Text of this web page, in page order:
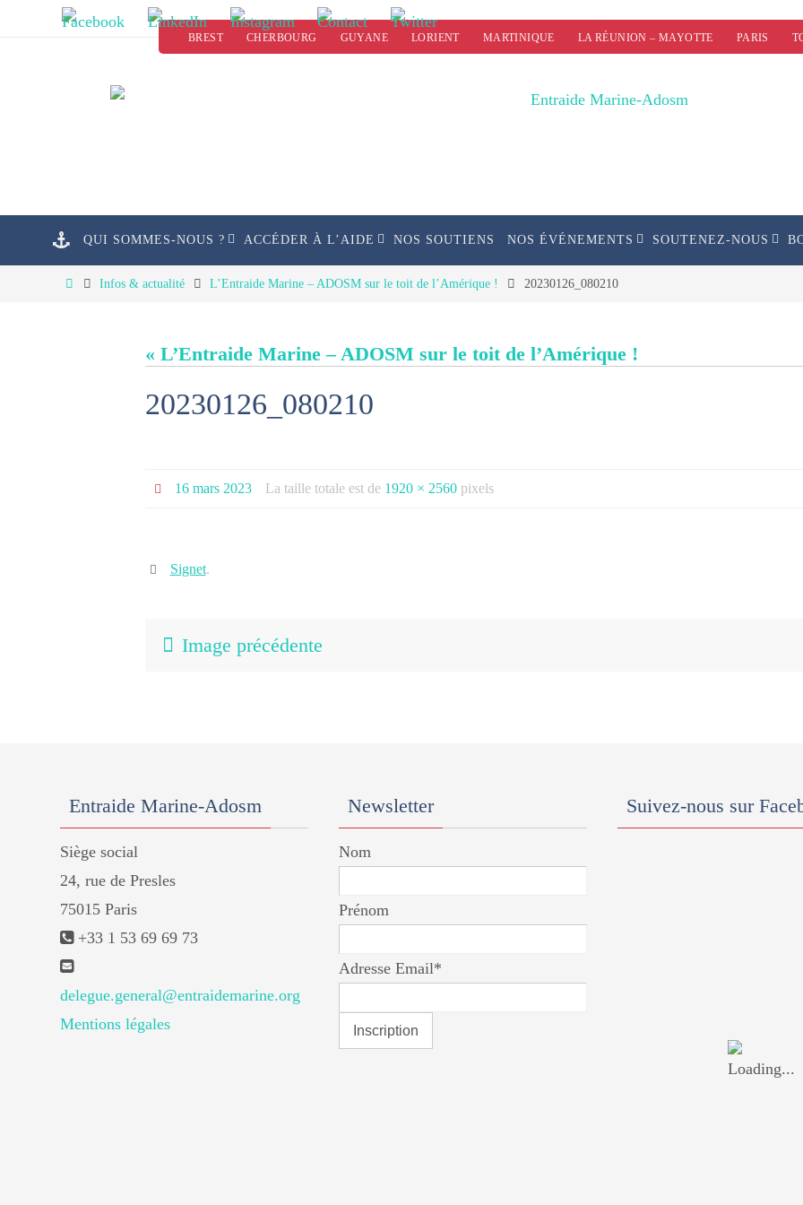
BREST CHERBOURG GUYANE LORIENT MARTINIQUE LA RÉUNION – MAYOTTE PARIS
QUI SOMMES-NOUS ? ACCÉDER À L’AIDE NOS SOUTIENS NOS ÉVÉNEMENTS SOUTENEZ-NOUS
HomeInfos & actualité L’Entraide Marine – ADOSM sur le toit de l’Amérique ! 20230126_080210
« L’Entraide Marine – ADOSM sur le toit de l’Amérique !
20230126_080210
16 mars 2023 La taille totale est de 1920 × 2560pixels
Signet.
Image précédente
Entraide Marine-Adosm
Siège social
24, rue de Presles
75015 Paris
+33 1 53 69 69 73
delegue.general@entraidemarine.org
Mentions légales
Newsletter
Nom
Prénom
Adresse Email*
Suivez-nous sur